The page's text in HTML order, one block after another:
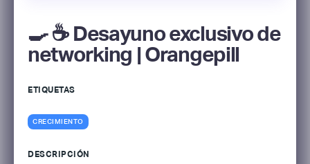
🍳 ☕️ Desayuno exclusivo de
networking | Orangepill
ETIQUETAS
CRECIMIENTO
DESCRIPCIÓN